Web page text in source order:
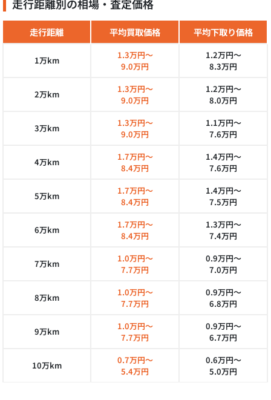
走行距離別の相場・査定価格
走行距離 平均買取価格 平均下取り価格
1万km
1.3万円～
9.0万円
1.2万円～
8.3万円
2万km
1.3万円～
9.0万円
1.2万円～
8.0万円
3万km
1.3万円～
9.0万円
1.1万円～
7.6万円
4万km
1.7万円～
8.4万円
1.4万円～
7.6万円
5万km
1.7万円～
8.4万円
1.4万円～
7.5万円
6万km
1.7万円～
8.4万円
1.3万円～
7.4万円
7万km
1.0万円～
7.7万円
0.9万円～
7.0万円
8万km
1.0万円～
7.7万円
0.9万円～
6.8万円
9万km
1.0万円～
7.7万円
0.9万円～
6.7万円
10万km
0.7万円～
5.4万円
0.6万円～
5.0万円